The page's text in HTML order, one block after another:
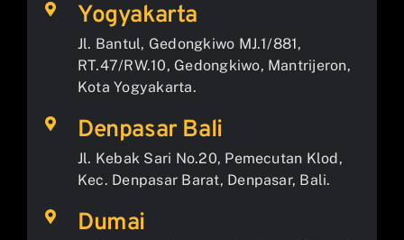
Yogyakarta
Jl. Bantul, Gedongkiwo MJ.1/881,
RT.47/RW.10, Gedongkiwo, Mantrijeron,
Kota Yogyakarta.
Denpasar Bali
Jl. Kebak Sari No.20, Pemecutan Klod,
Kec. Denpasar Barat, Denpasar, Bali.
Dumai